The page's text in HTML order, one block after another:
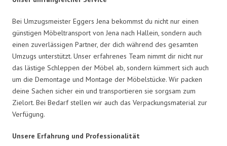
Bei Umzugsmeister Eggers Jena bekommst du nicht nur einen
günstigen Möbeltransport von Jena nach Hallein, sondern auch
einen zuverlässigen Partner, der dich während des gesamten
Umzugs unterstützt. Unser erfahrenes Team nimmt dir nicht nur
das lästige Schleppen der Möbel ab, sondern kümmert sich auch
um die Demontage und Montage der Möbelstücke. Wir packen
deine Sachen sicher ein und transportieren sie sorgsam zum
Zielort. Bei Bedarf stellen wir auch das Verpackungsmaterial zur
Verfügung.
Unsere Erfahrung und Professionalität